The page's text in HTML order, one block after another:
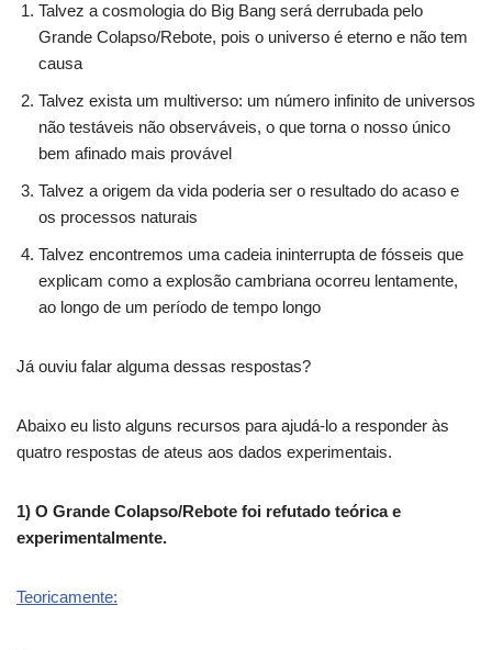
Talvez a cosmologia do Big Bang será derrubada pelo
Grande Colapso/Rebote, pois o universo é eterno e não tem
causa
Talvez exista um multiverso: um número infinito de universos
não testáveis ​​não observáveis, o que torna o nosso único
bem afinado mais provável
Talvez a origem da vida poderia ser o resultado do acaso e
os processos naturais
Talvez encontremos uma cadeia ininterrupta de fósseis que
explicam como a explosão cambriana ocorreu lentamente,
ao longo de um período de tempo longo
Já ouviu falar alguma dessas respostas?
Abaixo eu listo alguns recursos para ajudá-lo a responder às
quatro respostas de ateus aos dados experimentais.
1) O Grande Colapso/Rebote foi refutado teórica e
experimentalmente.
Teoricamente: